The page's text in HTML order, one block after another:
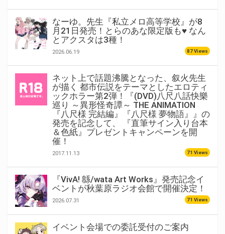
なーゆ。先生『私立メロ高等学校』が8
月21日発売！とらのあな限定版も♥ なん
とアクスタは3種！
2026.06.19 87 Views
ネット上で話題沸騰となった、叙火先生
が描く 都市伝説をテーマとしたエロティ
ックホラー第2弾！『(DVD)八尺八話快樂
巡り ～異形怪奇譚～ THE ANIMATION
『八尺様 完結編』『八尺様 夢物語』』の
発売を記念して、 『直筆サイン入り台本
＆色紙』プレゼントキャンペーンを開
催！
2017.11.13 71 Views
『VivA! 緜/wata Art Works』発売記念イ
ベントが秋葉原ラジオ会館で開催決定！
2026.07.31 71 Views
イベント会場での委託受付のご案内